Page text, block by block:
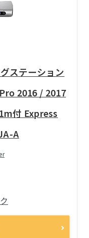
ステーション
2016 / 2017
付 Express
A